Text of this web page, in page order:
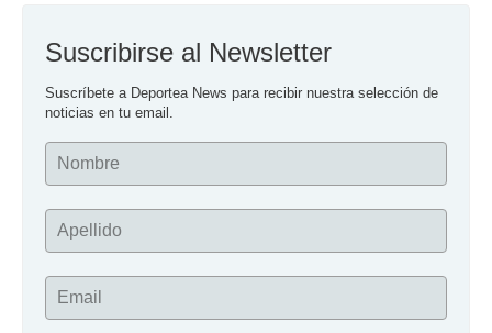
Suscribirse al Newsletter
Suscríbete a Deportea News para recibir nuestra selección de
noticias en tu email.
Nombre
Apellido
Email